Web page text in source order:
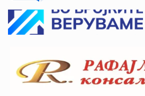
РЕГИСТРИ
КОНТРОЛА
НА